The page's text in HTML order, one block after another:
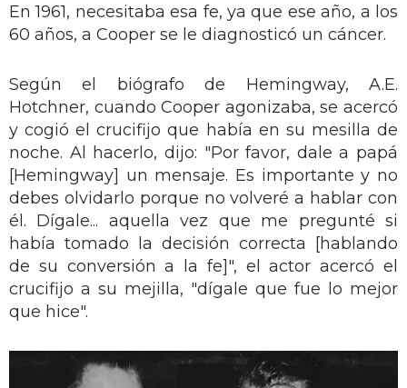
En 1961, necesitaba esa fe, ya que ese año, a los
60 años, a Cooper se le diagnosticó un cáncer.
Según el biógrafo de Hemingway, A.E.
Hotchner, cuando Cooper agonizaba, se acercó
y cogió el crucifijo que había en su mesilla de
noche. Al hacerlo, dijo: "Por favor, dale a papá
[Hemingway] un mensaje. Es importante y no
debes olvidarlo porque no volveré a hablar con
él. Dígale... aquella vez que me pregunté si
había tomado la decisión correcta [hablando
de su conversión a la fe]", el actor acercó el
crucifijo a su mejilla, "dígale que fue lo mejor
que hice".